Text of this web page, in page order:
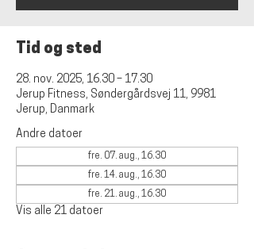
Tid og sted
28. nov. 2025, 16.30 – 17.30
Jerup Fitness, Søndergårdsvej 11, 9981
Jerup, Danmark
Andre datoer
fre. 07. aug., 16.30
fre. 14. aug., 16.30
fre. 21. aug., 16.30
Vis alle 21 datoer